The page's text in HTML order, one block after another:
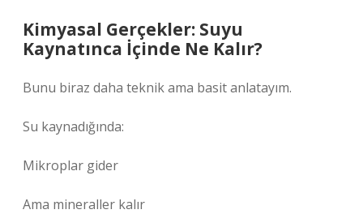
Kimyasal Gerçekler: Suyu
Kaynatınca İçinde Ne Kalır?
Bunu biraz daha teknik ama basit anlatayım.
Su kaynadığında:
Mikroplar gider
Ama mineraller kalır